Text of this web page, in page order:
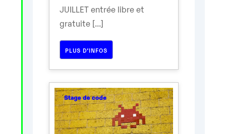
JUILLET entrée libre et
gratuite [...]
PLUS D’INFOS